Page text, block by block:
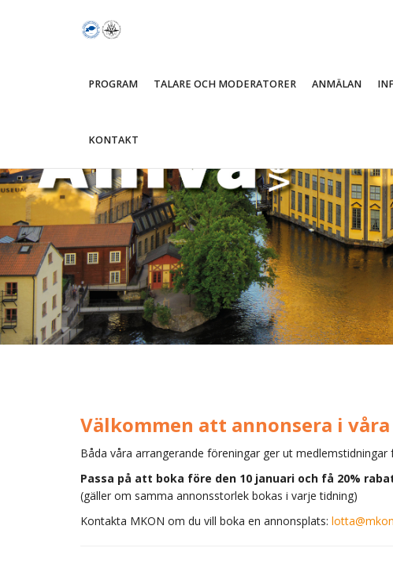
PROGRAM TALARE OCH MODERATORER ANMÄLAN
KONTAKT
Välkommen att annonsera i
Båda våra arrangerande föreningar ger ut
Passa på att boka före den 10 januari och få 20%
(gäller om samma annonsstorlek bokas i varje tidning)
Kontakta MKON om du vill boka en annonsplats: